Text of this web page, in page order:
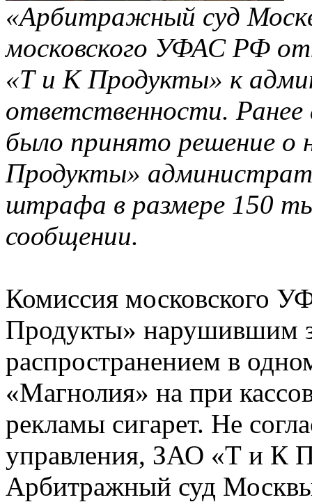
«Арбитражный суд
московского УФАС РФ
«Т и К Продукты» к
ответственности.
было принято решение о
Продукты»
штрафа в размере 150
сообщении.
Комиссия московского
Продукты» нарушившим
распространением в
«Магнолия» на при
рекламы сигарет. Не
управления, ЗАО «Т и К
Арбитражный суд